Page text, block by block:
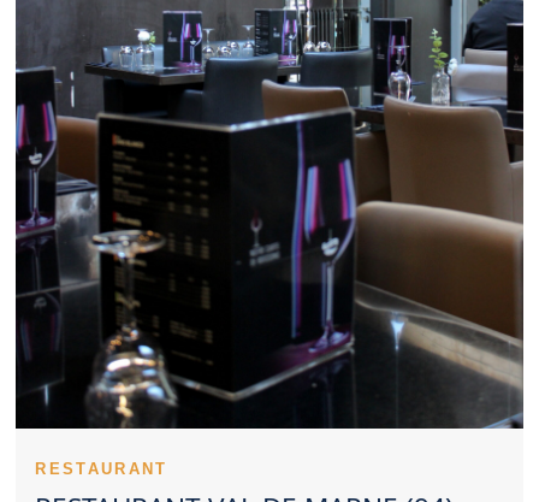
le choix d’un Restaurant Val de Marne. L’identité d’un Restaurant
Val de Marne se renforce avec des plats bien reconnaissables.
La régularité des prestations valorise fortement un Restaurant
Val de Marne. Les retours d’expérience peuvent orienter
utilement vers un Restaurant Val de Marne. Le positionnement
culinaire d’un Restaurant Val de Marne peut varier selon son
concept. Penser à réserver un Restaurant Val de Marne permet
d’éviter l’attente. Pour une sortie avec enfants, un Restaurant Val
de Marne bien pensé est précieux. L’ambiance d’un Restaurant
Val de Marne peut transformer un simple dîner en souvenir
marquant. Un Restaurant Val de Marne gagne en attractivité
grâce à une belle présentation. Un Restaurant Val de Marne
propre rassure naturellement les clients. Trouver un Restaurant
Val de Marne satisfaisant implique de considérer plusieurs
critères.
Un Restaurant Val de Marne peut se faire remarquer par son
sérieux culinaire. La singularité d’un Restaurant Val de Marne
peut se comprendre dès le début du repas. Une équipe investie
valorise fortement un Restaurant Val de Marne. Le savoir-faire
Marne. Les entrées d’un Restaurant Val de Marne peuvent déjà
RESTAURANT